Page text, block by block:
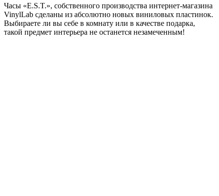
Часы «E.S.T.», собственного производства интернет-магазина
VinylLab сделаны из абсолютно новых виниловых пластинок.
Выбираете ли вы себе в комнату или в качестве подарка,
такой предмет интерьера не останется незамеченным!